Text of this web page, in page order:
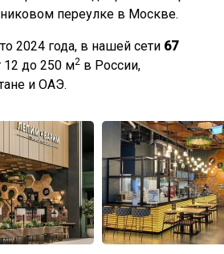
переулке в Москве.
2024 года, в нашей сети 67
до 250 м2 в России,
и ОАЭ.